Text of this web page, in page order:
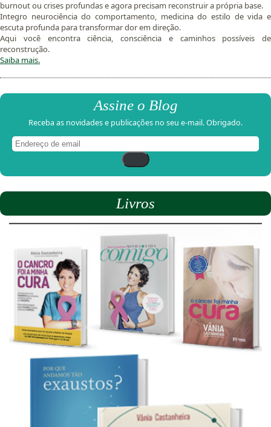
burnout ou crises profundas e agora precisam reconstruir a própria base.
Integro neurociência do comportamento, medicina do estilo de vida e
escuta profunda para transformar dor em direção.
Aqui você encontra ciência, consciência e caminhos possíveis de
reconstrução.
Saiba mais.
Assine o Blog
Receba as novidades e publicações no seu e-mail. Obrigado.
de
email
Livros